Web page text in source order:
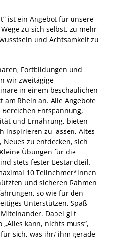
ist ein Angebot für unsere
zu sich selbst, zu mehr
und Achtsamkeit zu
Fortbildungen und
wir zweitägige
in einem beschaulichen
am Rhein an. Alle Angebote
Entspannung,
und Ernährung, bieten
inspirieren zu lassen, Altes
zu entdecken, sich
Übungen für die
stets fester Bestandteil.
10 Teilnehmer*innen
und sicheren Rahmen
so wie für den
Unterstützen, Spaß
Dabei gilt
kann, nichts muss“,
sich, was ihr/ ihm gerade